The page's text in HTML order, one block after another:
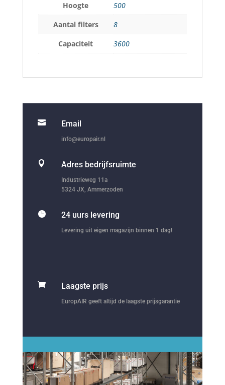
Hoogte
500
Aantal filters
8
Capaciteit
3600
 Email
info@europair.nl
 Adres bedrijfsruimte
Industrieweg 11a
5324 JX, Ammerzoden
 24 uurs levering
Levering uit eigen magazijn binnen 1 dag!
 Laagste prijs
EuropAIR geeft altijd de laagste prijsgarantie